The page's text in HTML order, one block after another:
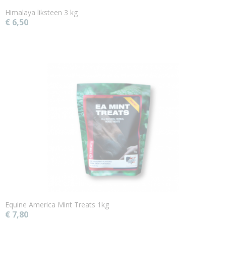
Himalaya liksteen 3 kg
€ 6,50
Equine America Mint Treats 1kg
€ 7,80